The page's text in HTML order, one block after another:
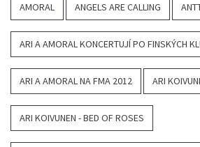
AMORAL ANGELS ARE CALLING
ARI A AMORAL KONCERTUJÍ PO FINSKÝCH
ARI A AMORAL NA FMA 2012 ARI
ARI KOIVUNEN - BED OF ROSES